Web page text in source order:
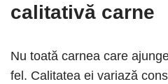
calitativă carne
Nu toată carnea care
fel. Calitatea ei variază